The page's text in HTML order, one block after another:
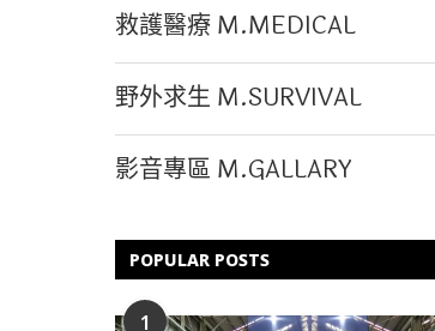
救護醫療 M.MEDICAL
野外求生 M.SURVIVAL
影音專區 M.GALLARY
POPULAR POSTS
1